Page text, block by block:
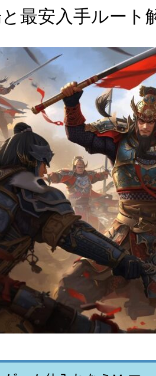
最安入手ルート